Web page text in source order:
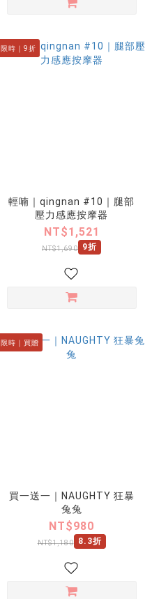
限時｜9折
輕喃｜qingnan #10｜腿部
壓力感應按摩器
NT$1,521
NT$1,690 9折
限時｜買贈
買一送一｜NAUGHTY 狂暴
兔兔
NT$980
NT$1,180 8.3折